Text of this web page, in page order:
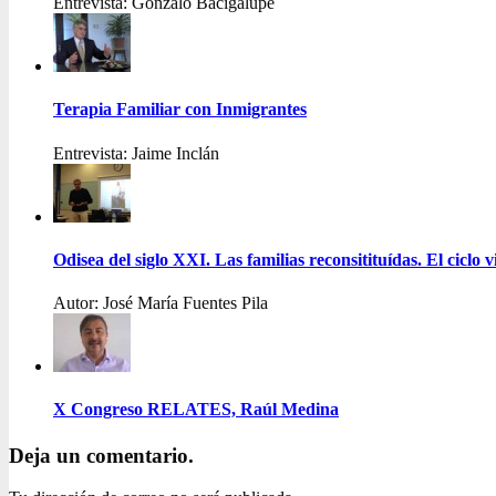
Terapia Familiar con Inmigrantes
Entrevista: Jaime Inclán
Odisea del siglo XXI. Las familias reconsitituídas. El ciclo
Autor: José María Fuentes Pila
X Congreso RELATES, Raúl Medina
Deja un comentario.